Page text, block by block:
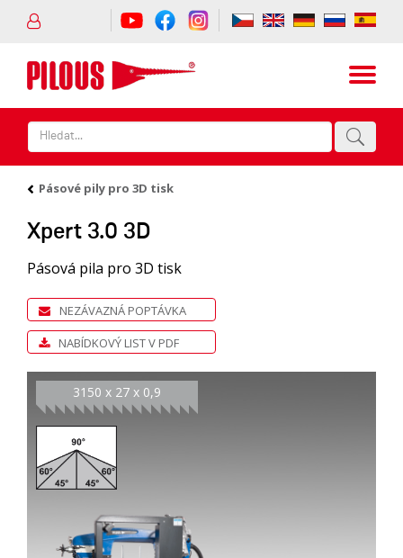
Pásové pily pro 3D tisk
Xpert 3.0 3D
Pásová pila pro 3D tisk
NEZÁVAZNÁ POPTÁVKA
NABÍDKOVÝ LIST V PDF
3150 x 27 x 0,9